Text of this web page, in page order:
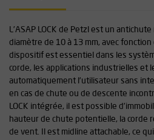
L’ASAP LOCK de Petzl est un
diamètre de 10 à 13 mm, avec
dispositif est essentiel dans les
corde, les applications industrielles et
automatiquement l’utilisateur sans
en cas de chute ou de descente
LOCK intégrée, il est possible
hauteur de chute potentielle, la corde
de vent. Il est midline attachable, ce